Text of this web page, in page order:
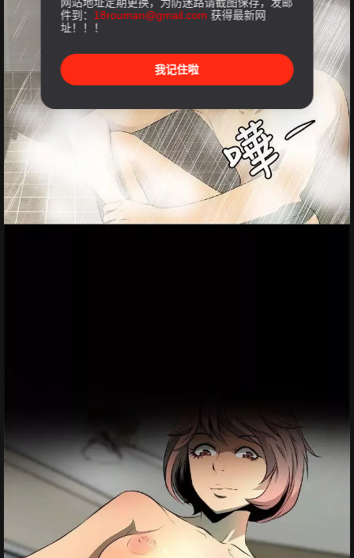
件到： 18rouman@gmail.com 获得最新网
址！！！
我记住啦